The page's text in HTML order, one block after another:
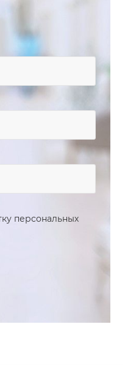
персональных